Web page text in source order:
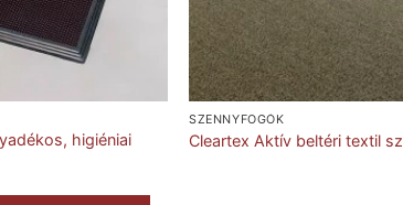
higiéniai
SZENNYFOGÓK
Cleartex Aktív beltéri textil